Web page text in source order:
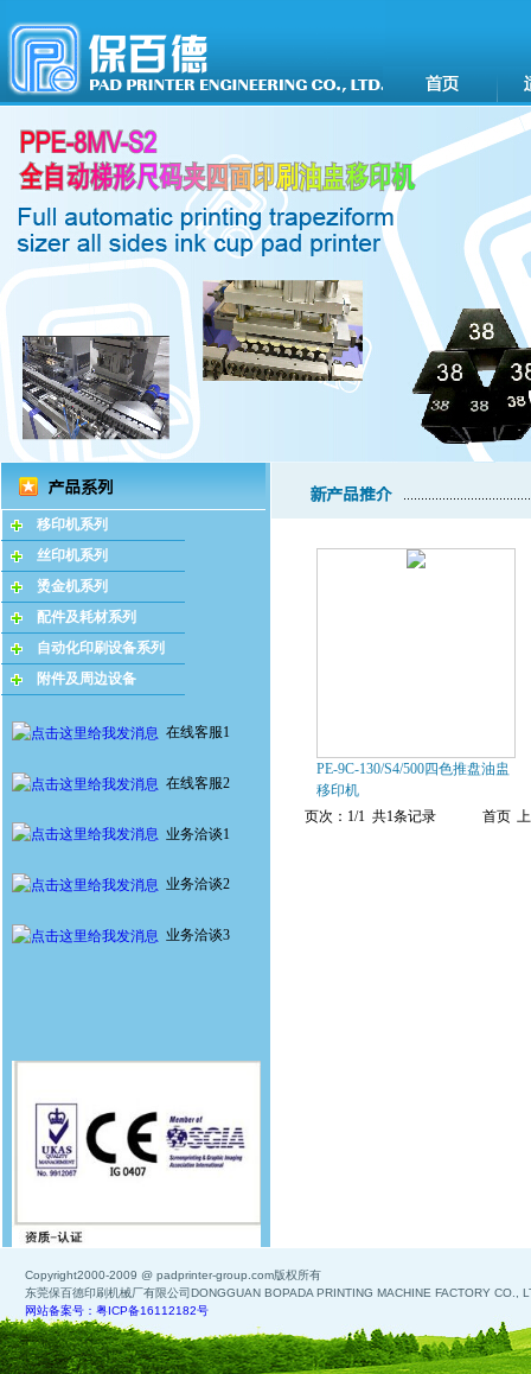
移印机系列
丝印机系列
烫金机系列
配件及耗材系列
自动化印刷设备系列
附件及周边设备
在线客服1
在线客服2
业务洽谈1
业务洽谈2
业务洽谈3
PE-9C-130/S4/500四色推盘油盅
移印机
页次：1/1 共1条记录
首页
Copyright2000-2009 @ padprinter-group.com版权所有
东莞保百德印刷机械厂有限公司DONGGUAN BOPADA PRINTING MACHINE FACTORY CO.,
网站备案号：粤ICP备16112182号